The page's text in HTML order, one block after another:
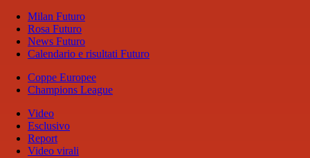
Milan Futuro
Rosa Futuro
News Futuro
Calendario e risultati Futuro
Coppe Europee
Champions League
Video
Esclusivo
Report
Video virali